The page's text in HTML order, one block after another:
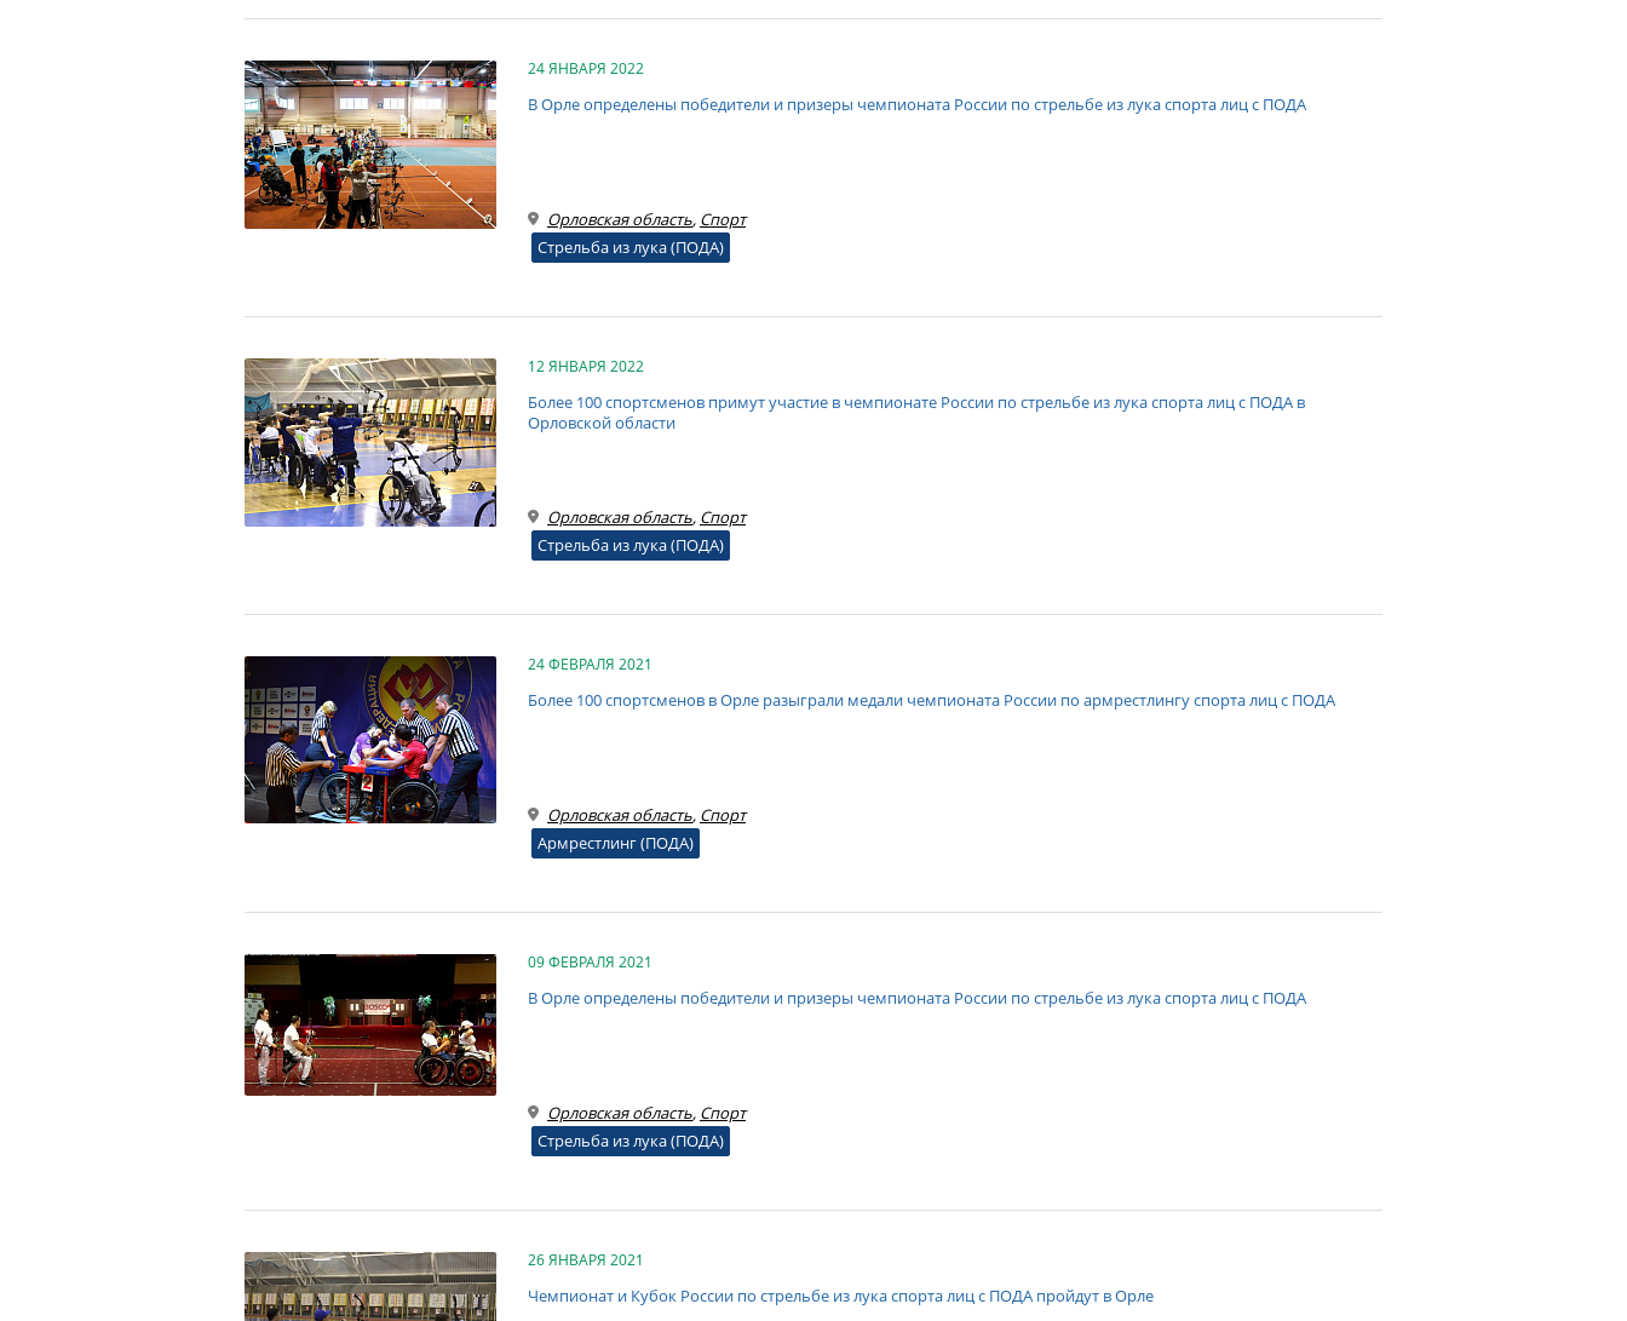
24 ЯНВАРЯ 2022
В Орле определены победители и призеры чемпионата России по стрельбе из лука спорта лиц с ПОДА
Орловская область, Спорт
Стрельба из лука (ПОДА)
12 ЯНВАРЯ 2022
Более 100 спортсменов примут участие в чемпионате России по стрельбе из лука спорта лиц с ПОДА в
Орловской области
Орловская область, Спорт
Стрельба из лука (ПОДА)
24 ФЕВРАЛЯ 2021
Более 100 спортсменов в Орле разыграли медали чемпионата России по армрестлингу спорта лиц с ПОДА
Орловская область, Спорт
Армрестлинг (ПОДА)
09 ФЕВРАЛЯ 2021
В Орле определены победители и призеры чемпионата России по стрельбе из лука спорта лиц с ПОДА
Орловская область, Спорт
Стрельба из лука (ПОДА)
26 ЯНВАРЯ 2021
Чемпионат и Кубок России по стрельбе из лука спорта лиц с ПОДА пройдут в Орле